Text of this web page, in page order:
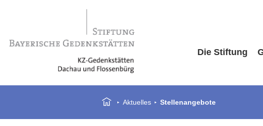
Die Stiftung
Aktuelles Stellenangebote